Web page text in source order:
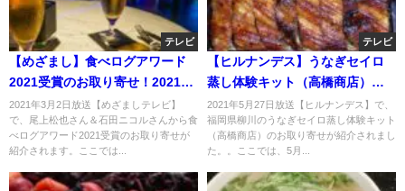
テレビ
【めざまし】食べログアワード
2021受賞のお取り寄せ！2021年
3月2日
2021年3月2日放送【めざましテレビ】
で、尾上松也さん＆石田ニコルさんから食
べログアワード2021受賞のお取り寄せが
紹介されます。ここでは...
テレビ
【ヒルナンデス】うなぎセイロ
蒸し体験キット（高橋商店）の
お取り寄せ！福岡県柳川名物！5
月27日
2021年5月27日放送【ヒルナンデス】で、
福岡県柳川のうなぎセイロ蒸し体験キット
（高橋商店）のお取り寄せが紹介されまし
た。。ここでは、5月...